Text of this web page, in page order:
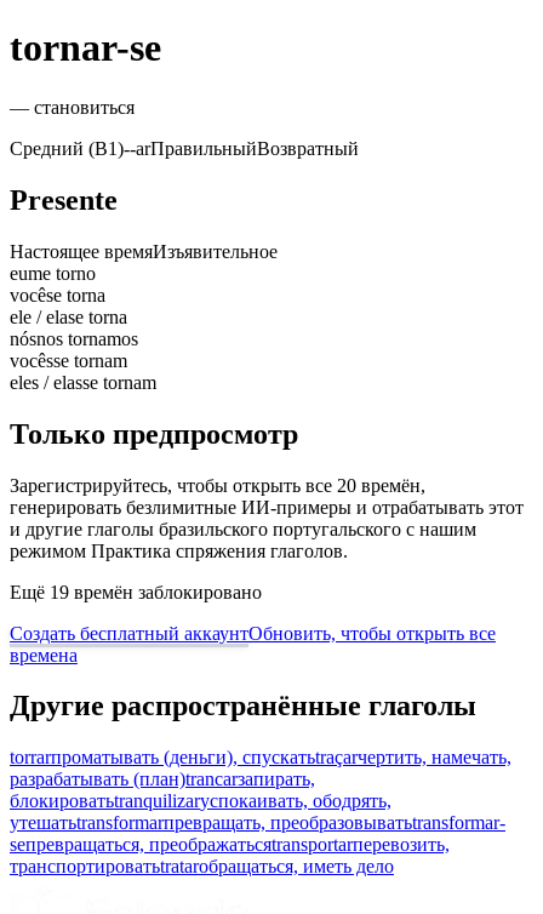
tornar-se
— становиться
Средний (B1)--arПравильныйВозвратный
Presente
Настоящее времяИзъявительное
eume torno
vocêse torna
ele / elase torna
nósnos tornamos
vocêsse tornam
eles / elasse tornam
Только предпросмотр
Зарегистрируйтесь, чтобы открыть все 20 времён,
генерировать безлимитные ИИ-примеры и отрабатывать этот
и другие глаголы бразильского португальского с нашим
режимом Практика спряжения глаголов.
Ещё 19 времён заблокировано
Создать бесплатный аккаунтОбновить, чтобы открыть все
времена
Другие распространённые глаголы
torrarпроматывать (деньги), спускатьtraçarчертить, намечать,
разрабатывать (план)trancarзапирать,
блокироватьtranquilizarуспокаивать, ободрять,
утешатьtransformarпревращать, преобразовыватьtransformar-
seпревращаться, преображатьсяtransportarперевозить,
транспортироватьtratarобращаться, иметь дело